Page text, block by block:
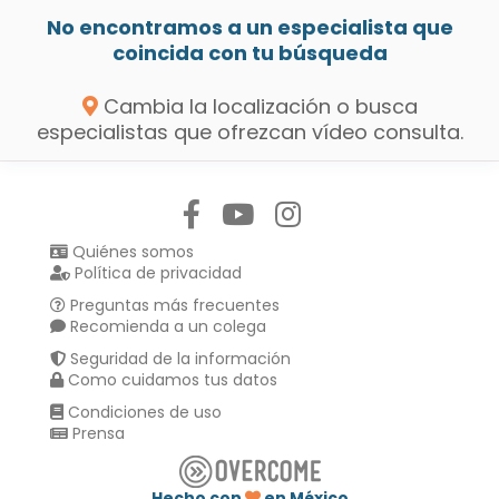
No encontramos a un especialista que
coincida con tu búsqueda
Cambia la localización o busca
especialistas que ofrezcan vídeo consulta.
Quiénes somos
Política de privacidad
Preguntas más frecuentes
Recomienda a un colega
Seguridad de la información
Como cuidamos tus datos
Condiciones de uso
Prensa